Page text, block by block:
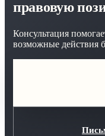
правовую
Консультация
возможные действия